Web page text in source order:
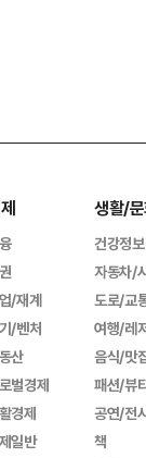
/재계
/벤처
산
벌경제
경제
일반
생활/
건강정보
자동차/
도로/교
여행/레
음식/맛
패션/뷰
공연/전
책